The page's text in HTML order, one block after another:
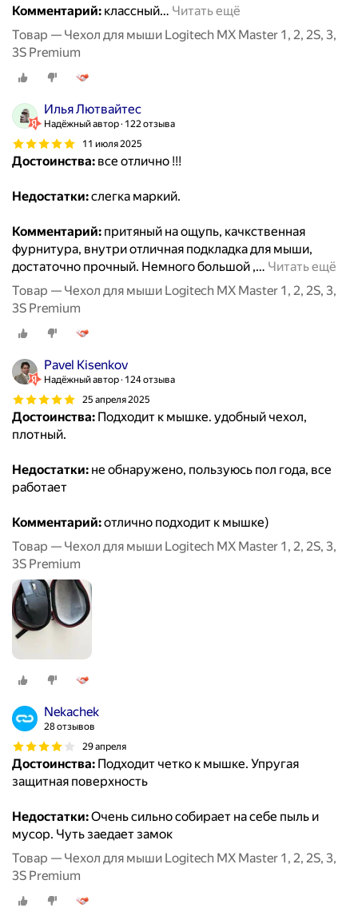
Комментарий: классный… Читать ещё
Товар — Чехол для мыши Logitech MX Master 1, 2, 2S, 3,
3S Premium
Илья Лютвайтес
Надёжный автор 122 отзыва
11 июля 2025
Достоинства: все отлично !!!
Недостатки:слегка маркий.
Комментарий: притяный на ощупь, качкственная
фурнитура, внутри отличная подкладка для мыши,
достаточно прочный. Немного большой ,… Читать ещё
Товар — Чехол для мыши Logitech MX Master 1, 2, 2S, 3,
3S Premium
Pavel Kisenkov
Надёжный автор 124 отзыва
25 апреля 2025
Достоинства: Подходит к мышке. удобный чехол,
плотный.
Недостатки: не обнаружено, пользуюсь пол года, все
работает
Комментарий:отлично подходит к мышке)
Товар — Чехол для мыши Logitech MX Master 1, 2, 2S, 3,
3S Premium
Nekachek
28 отзывов
29 апреля
Достоинства: Подходит четко к мышке. Упругая
защитная поверхность
Недостатки:Очень сильно собирает на себе пыль и
мусор. Чуть заедает замок
Товар — Чехол для мыши Logitech MX Master 1, 2, 2S, 3,
3S Premium